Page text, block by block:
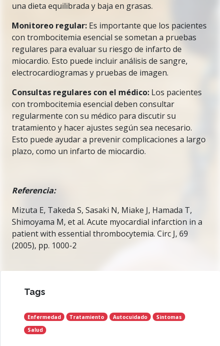
una dieta equilibrada y baja en grasas.
Monitoreo regular: Es importante que los pacientes
con trombocitemia esencial se sometan a pruebas
regulares para evaluar su riesgo de infarto de
miocardio. Esto puede incluir análisis de sangre,
electrocardiogramas y pruebas de imagen.
Consultas regulares con el médico: Los pacientes
con trombocitemia esencial deben consultar
regularmente con su médico para discutir su
tratamiento y hacer ajustes según sea necesario.
Esto puede ayudar a prevenir complicaciones a largo
plazo, como un infarto de miocardio.
Referencia:
Mizuta E, Takeda S, Sasaki N, Miake J, Hamada T,
Shimoyama M, et al. Acute myocardial infarction in a
patient with essential thrombocytemia. Circ J, 69
(2005), pp. 1000-2
Tags
Enfermedad Tratamiento Autocuidado
Sintomas
Salud